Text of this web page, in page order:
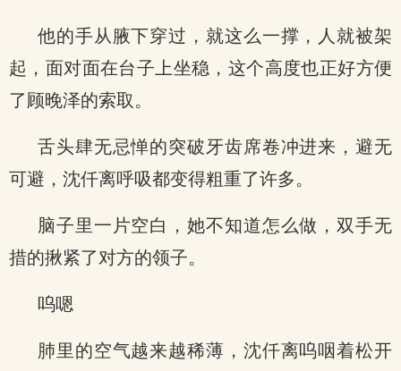
他的手从腋下穿过，就这么一撑，人就被架
起，面对面在台子上坐稳，这个高度也正好方便
了顾晚泽的索取。
舌头肆无忌惮的突破牙齿席卷冲进来，避无
可避，沈仟离呼吸都变得粗重了许多。
脑子里一片空白，她不知道怎么做，双手无
措的揪紧了对方的领子。
呜嗯
肺里的空气越来越稀薄，沈仟离呜咽着松开